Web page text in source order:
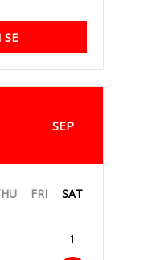
SE
SEP
FRI SAT
1